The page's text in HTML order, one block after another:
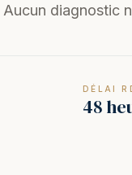
diagnostic
DÉLAI
48